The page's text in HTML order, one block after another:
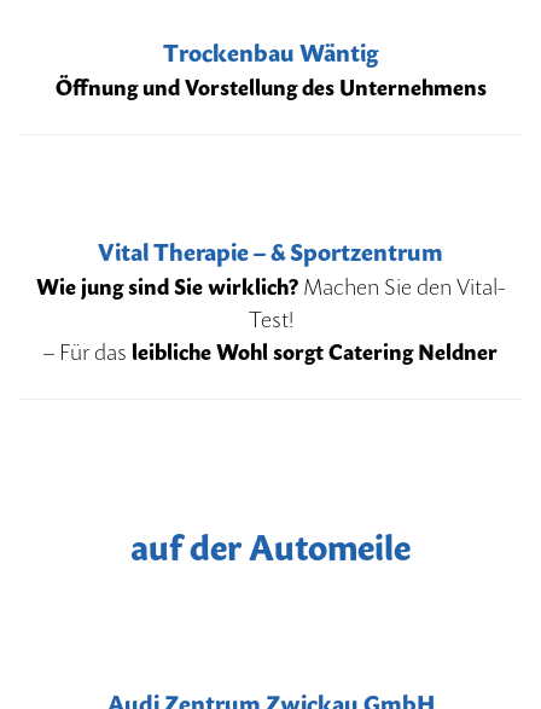
Trockenbau Wäntig
Öffnung und Vorstellung des Unternehmens
Vital Therapie – & Sportzentrum
Wie jung sind Sie wirklich?Machen Sie den Vital-
Test!
– Für das leibliche Wohl sorgt Catering Neldner
auf der Automeile